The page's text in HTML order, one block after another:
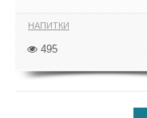
НАПИТКИ
495